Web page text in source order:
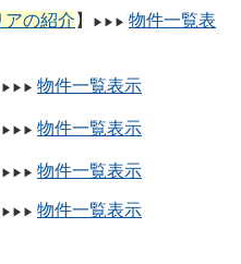
アの紹介 】 ▶ ▶ ▶ 物件一覧表
▶ ▶ ▶ 物件一覧表示
▶ ▶ ▶ 物件一覧表示
▶ ▶ ▶ 物件一覧表示
▶ ▶ ▶ 物件一覧表示